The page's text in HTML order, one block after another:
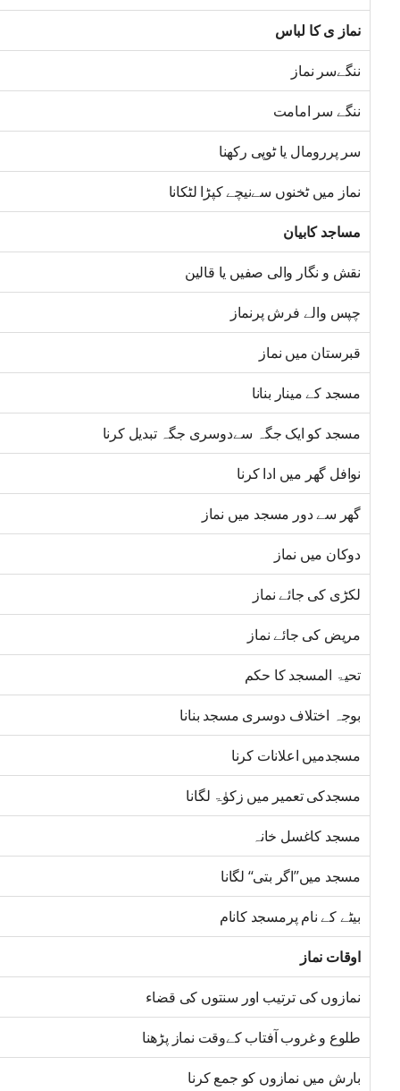
نماز ی کا لباس
ننگےسر نماز
ننگے سر امامت
سر پررومال یا ٹوپی رکھنا
نماز میں ٹخنوں سےنیچے کپڑا لٹکانا
مساجد کابیان
نقش و نگار والی صفیں یا قالین
چپس والے فرش پرنماز
قبرستان میں نماز
مسجد کے مینار بنانا
مسجد کو ایک جگہ سےدوسری جگہ تبدیل کرنا
نوافل گھر میں ادا کرنا
گھر سے دور مسجد میں نماز
دوکان میں نماز
لکڑی کی جائے نماز
مریض کی جائے نماز
تحیۃ المسجد کا حکم
بوجہ اختلاف دوسری مسجد بنانا
مسجدمیں اعلانات کرنا
مسجدکی تعمیر میں زکوٰۃ لگانا
مسجد کاغسل خانہ
مسجد میں’’اگر بتی‘‘ لگانا
بیٹے کے نام پرمسجد کانام
اوقات نماز
نمازوں کی ترتیب اور سنتوں کی قضاء
طلوع و غروب آفتاب کےوقت نماز پڑھنا
بارش میں نمازوں کو جمع کرنا